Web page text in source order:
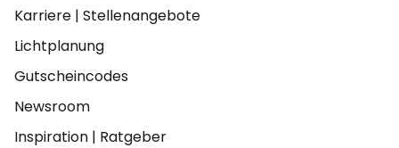
Karriere | Stellenangebote
Lichtplanung
Gutscheincodes
Newsroom
Inspiration | Ratgeber